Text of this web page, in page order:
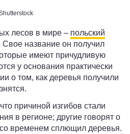
лесов в мире – польский
Свое название он получил
имеют причудливую
у основания практически
о том, как деревья получили
причиной изгибов стали
в регионе; другие говорят о
временем сплющил деревья.